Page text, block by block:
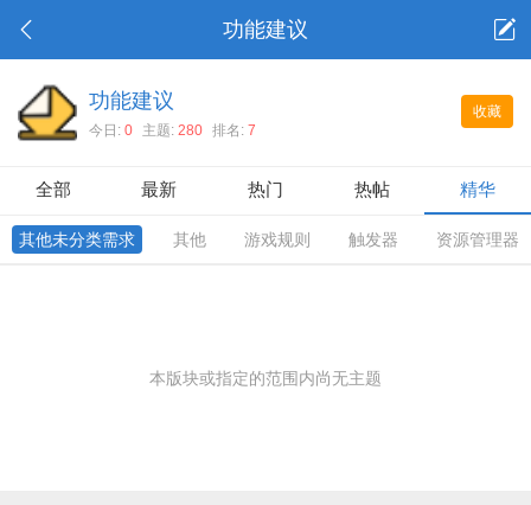
功能建议
收藏
功能建议
今日: 0 主题: 280 排名: 7
全部 最新 热门 热帖 精华
其他未分类需求 其他 游戏规则 触发器 资源管理器
本版块或指定的范围内尚无主题